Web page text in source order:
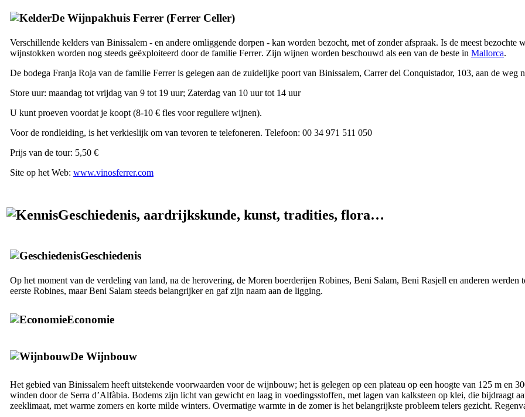
De Wijnpakhuis Ferrer (Ferrer Celler)
Verschillende kelders van Binissalem - en andere omliggende dorpen - kan worden bezocht, met of zonder afspraak. Is de meest bezochte
wijnstokken worden nog steeds geëxploiteerd door de familie Ferrer. Zijn wijnen worden beschouwd als een van de beste in Mallorca.
De bodega Franja Roja van de familie Ferreris gelegen aan de zuidelijke poort van Binissalem, Carrer del Conquistador, 103, aan de weg
Store uur: maandag tot vrijdag van 9 tot 19 uur; Zaterdag van 10 uur tot 14 uur
U kunt proeven voordat je koopt (8-10 € fles voor reguliere wijnen).
Voor de rondleiding, is het verkieslijk om van tevoren te telefoneren. Telefoon: 00 34 971 511 050
Prijs van de tour: 5,50 €
Site op het Web: www.vinosferrer.com
Geschiedenis, aardrijkskunde, kunst, tradities, flora…
Geschiedenis
Op het moment van de verdeling van land, na de herovering, de Moren boerderijen Robines, Beni Salam, Beni Rasjell en anderen werden
eerste Robines, maarBeni Salam steeds belangrijker en gaf zijn naam aan de ligging.
Economie
De Wijnbouw
Het gebied van Binissalem heeft uitstekende voorwaarden voor de wijnbouw; het is gelegen op een plateau op een hoogte van 125 m en
winden door de Serra d’Alfàbia. Bodems zijn licht van gewicht en laag in voedingsstoffen, met lagen van kalksteen op klei, die bijdraagt
zeeklimaat, met warme zomers en korte milde winters. Overmatige warmte in de zomer is het belangrijkste probleem telers gezicht.